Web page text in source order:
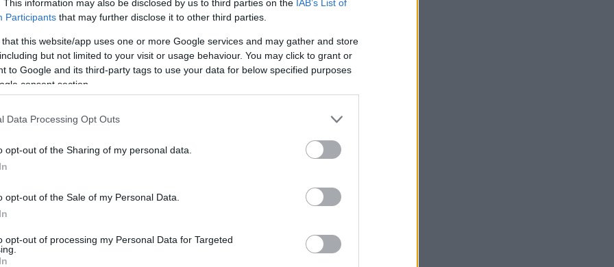
This information may also be disclosed by us to third parties on the IAB’s List of
Participants that may further disclose it to other third parties.
that this website/app uses one or more Google services and may gather and store
but not limited to your visit or usage behaviour. You may click to grant or
to Google and its third-party tags to use your data for below specified purposes
consent section.
Data Processing Opt Outs
opt-out of the Sharing of my personal data.
opt-out of the Sale of my Personal Data.
opt-out of processing my Personal Data for Targeted
προς τα πάνω και τις αποδοχές των εργαζομένων που
(τριετίες).
ως εξής: